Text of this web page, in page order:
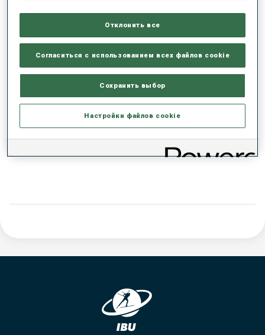
Данных нет
СТРЕЛЬБА СТОЯ
Данных нет
РЕЗУЛЬТАТЫ - ТЕНДЕНЦИЯ
ДАННЫХ НЕТ
Отклонить все
Согласиться с использованием всех файлов cookie
Сохранить выбор
Настройки файлов cookie